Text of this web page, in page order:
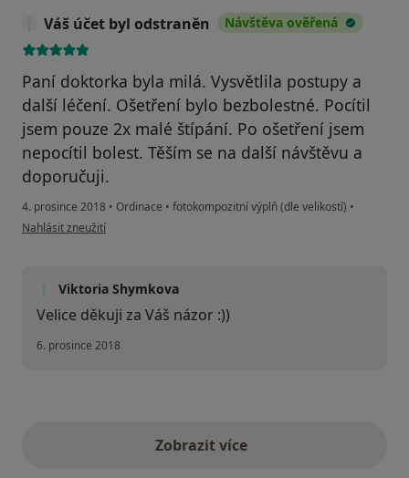
Váš účet byl odstraněn Návštěva ověřená
Paní doktorka byla milá. Vysvětlila postupy a
další léčení. Ošetření bylo bezbolestné. Pocítil
jsem pouze 2x malé štípání. Po ošetření jsem
nepocítil bolest. Těším se na další návštěvu a
doporučuji.
4. prosince 2018 • Ordinace • fotokompozitní výplň (dle velikostí) •
podle názoru uživatele Váš účet byl odstraněn
Nahlásit zneužití
Viktoria Shymkova
Velice děkuji za Váš názor :))
6. prosince 2018
Zobrazit vícevýše uvedené názory